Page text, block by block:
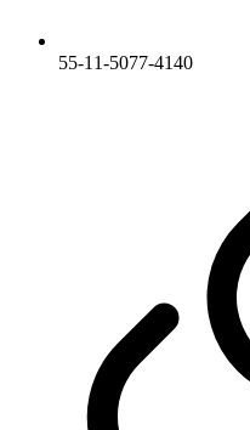
55-11-5077-4140